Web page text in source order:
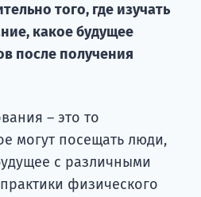
того, где изучать
какое будущее
после получения
– это то
могут посещать люди,
с различными
физического